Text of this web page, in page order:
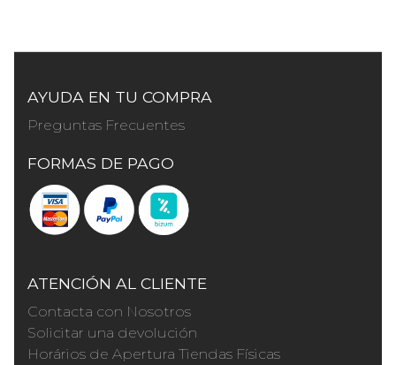
AYUDA EN TU COMPRA
Preguntas Frecuentes
FORMAS DE PAGO
ATENCIÓN AL CLIENTE
Contacta con Nosotros
Solicitar una devolución
Horários de Apertura Tiendas Físicas